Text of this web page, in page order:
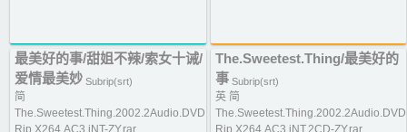
最美好的事/甜姐不辣/索女十诫/
爱情最美妙 Subrip(srt)
简
The.Sweetest.Thing.2002.2Audio.DVD
Rip.X264.AC3.iNT-ZY.rar
The.Sweetest.Thing/最美好的
事 Subrip(srt)
英 简
The.Sweetest.Thing.2002.2Audio.DVD
Rip.X264.AC3.iNT.2CD-ZY.rar